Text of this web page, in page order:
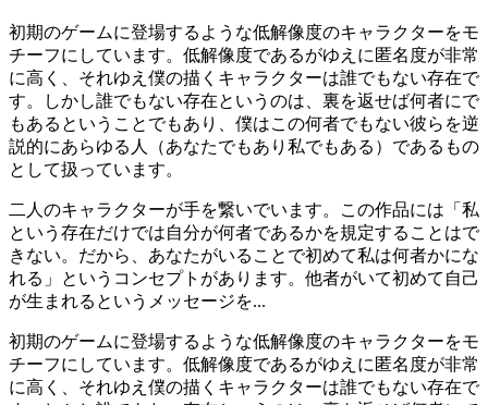
初期のゲームに登場するような低解像度のキャラクターをモ
チーフにしています。低解像度であるがゆえに匿名度が非常
に高く、それゆえ僕の描くキャラクターは誰でもない存在で
す。しかし誰でもない存在というのは、裏を返せば何者にで
もあるということでもあり、僕はこの何者でもない彼らを逆
説的にあらゆる人（あなたでもあり私でもある）であるもの
として扱っています。
二人のキャラクターが手を繋いでいます。この作品には「私
という存在だけでは自分が何者であるかを規定することはで
きない。だから、あなたがいることで初めて私は何者かにな
れる」というコンセプトがあります。他者がいて初めて自己
が生まれるというメッセージを...
初期のゲームに登場するような低解像度のキャラクターをモ
チーフにしています。低解像度であるがゆえに匿名度が非常
に高く、それゆえ僕の描くキャラクターは誰でもない存在で